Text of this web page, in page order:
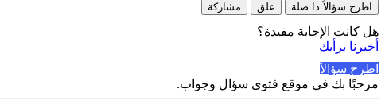
اطرح سؤالاً ذا صلة علق مشاركة
هل كانت الإجابة مفيدة؟
أخبرنا برأيك
اطرح سؤالاً
مرحبًا بك في موقع فتوى سؤال وجواب.